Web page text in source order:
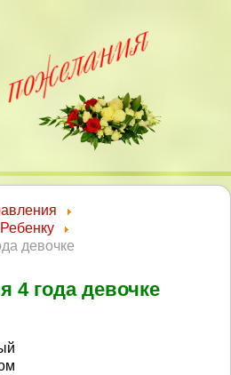
Ребенку
девочке
4 года девочке